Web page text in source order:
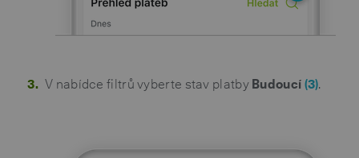
V nabídce filtrů vyberte stav platby Budoucí (3).